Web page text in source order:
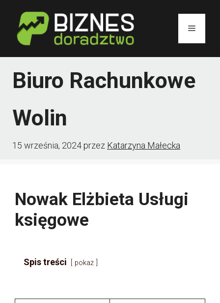
treści
Menu
Biuro Rachunkowe
Wolin
15 września, 2024przez Katarzyna Małecka
Nowak Elżbieta Usługi
księgowe
Spis treści pokaż